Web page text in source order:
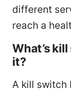
different
reach a
What’s
it?
A kill switch